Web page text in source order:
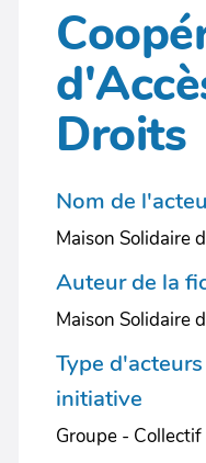
Droits
Nom de
Maison Solidaire
Auteur de la
Maison Solidaire
Type
initiative
Groupe - Collectif